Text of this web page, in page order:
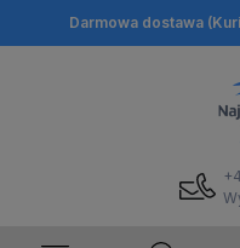
Darmowa dostawa